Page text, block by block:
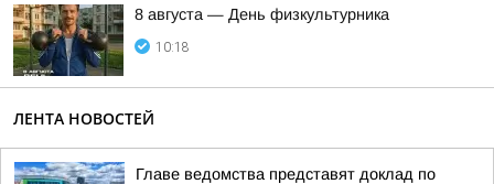
8 августа — День физкультурника
10:18
ЛЕНТА НОВОСТЕЙ
Главе ведомства представят доклад по